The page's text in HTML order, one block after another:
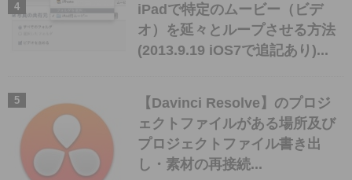
iPadで特定のムービー（ビデ
オ）を延々とループさせる方法
(2013.9.19 iOS7で追記あり)...
【Davinci Resolve】のプロジ
ェクトファイルがある場所及び
プロジェクトファイル書き出
し・素材の再接続...